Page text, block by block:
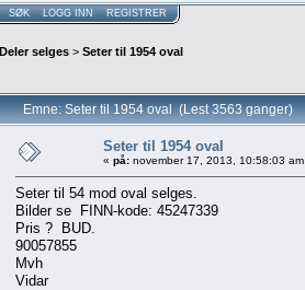
SØK LOGG INN REGISTRER
Deler selges > Seter til 1954 oval
Emne: Seter til 1954 oval (Lest 3563 ganger)
Seter til 1954 oval
« på: november 17, 2013, 10:58:03
Seter til 54 mod oval selges.
Bilder se FINN-kode: 45247339
Pris ? BUD.
90057855
Mvh
Vidar